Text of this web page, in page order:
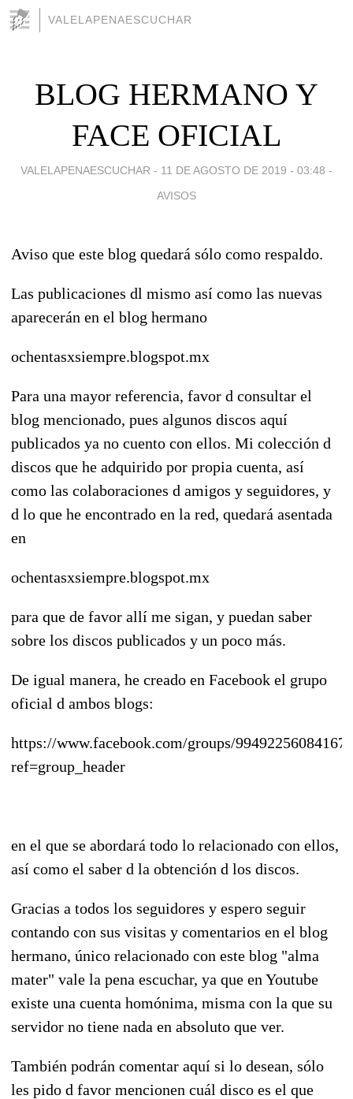
VALELAPENAESCUCHAR
BLOG HERMANO Y
FACE OFICIAL
VALELAPENAESCUCHAR - 11 DE AGOSTO DE 2019 - 03:48 -
AVISOS
Aviso que este blog quedará sólo como respaldo.
Las publicaciones dl mismo así como las nuevas
aparecerán en el blog hermano
ochentasxsiempre.blogspot.mx
Para una mayor referencia, favor d consultar el
blog mencionado, pues algunos discos aquí
publicados ya no cuento con ellos. Mi colección d
discos que he adquirido por propia cuenta, así
como las colaboraciones d amigos y seguidores, y
d lo que he encontrado en la red, quedará asentada
en
ochentasxsiempre.blogspot.mx
para que de favor allí me sigan, y puedan saber
sobre los discos publicados y un poco más.
De igual manera, he creado en Facebook el grupo
oficial d ambos blogs:
https://www.facebook.com/groups/
ref=group_header
en el que se abordará todo lo relacionado con ellos,
así como el saber d la obtención d los discos.
Gracias a todos los seguidores y espero seguir
contando con sus visitas y comentarios en el blog
hermano, único relacionado con este blog "alma
mater" vale la pena escuchar, ya que en Youtube
existe una cuenta homónima, misma con la que su
servidor no tiene nada en absoluto que ver.
También podrán comentar aquí si lo desean, sólo
les pido d favor mencionen cuál disco es el que